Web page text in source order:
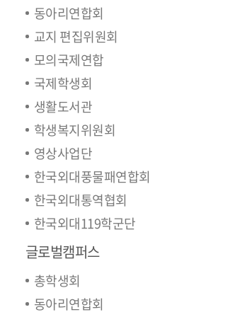
동아리연합회
교지 편집위원회
모의국제연합
국제학생회
생활도서관
학생복지위원회
영상사업단
한국외대풍물패연합회
한국외대통역협회
한국외대119학군단
글로벌캠퍼스
총학생회
동아리연합회